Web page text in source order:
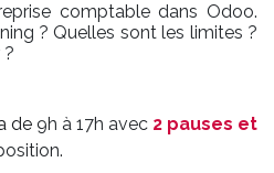
comptable dans Odoo.
? Quelles sont les limites ?
de 9h à 17h avec 2 pauses et